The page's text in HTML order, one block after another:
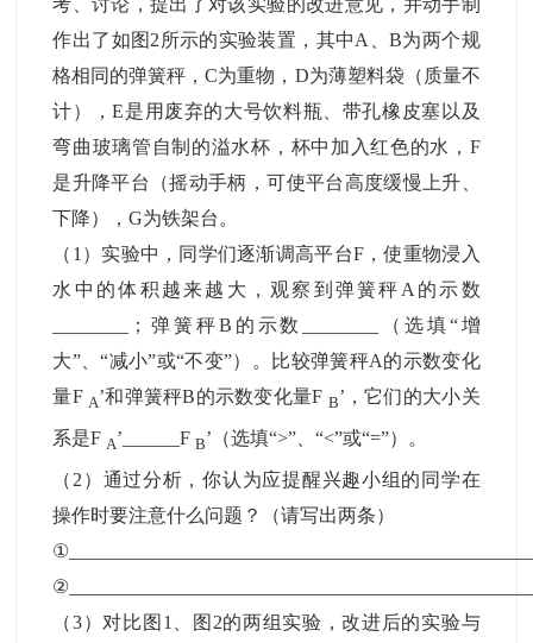
作出了如图2所示的实验装置，其中A、B为两个规
格相同的弹簧秤，C为重物，D为薄塑料袋（质量不
计），E是用废弃的大号饮料瓶、带孔橡皮塞以及
弯曲玻璃管自制的溢水杯，杯中加入红色的水，F
是升降平台（摇动手柄，可使平台高度缓慢上升、
下降），G为铁架台。
（1）实验中，同学们逐渐调高平台F，使重物浸入
水中的体积越来越大，观察到弹簧秤A的示数
________；弹簧秤B的示数________（选填“增
大”、“减小”或“不变”）。比较弹簧秤A的示数变化
量F A’和弹簧秤B的示数变化量F B’，它们的大小关
系是F A’______FB’（选填“>”、“<”或“=”）。
（2）通过分析，你认为应提醒兴趣小组的同学在
操作时要注意什么问题？（请写出两条）
（3）对比图1、图2的两组实验，改进后的实验与